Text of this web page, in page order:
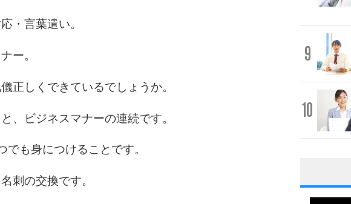
・言葉遣い。
ー。
正しくできているでしょうか。
、ビジネスマナーの連続です。
でも身につけることです。
刺の交換です。
9
10
1